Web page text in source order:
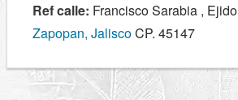
Ref calle: Francisco Sarabia , Ejido
Zapopan, JaliscoCP. 45147